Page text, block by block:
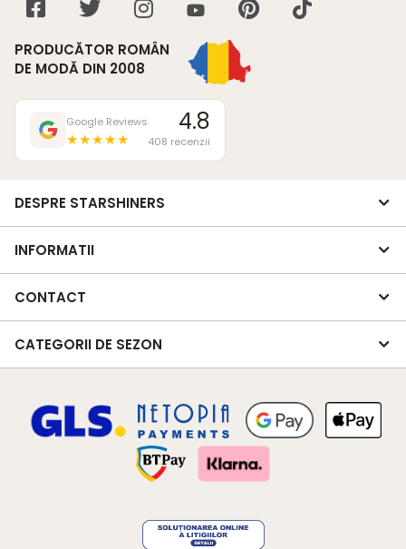
PRODUCĂTOR ROMÂN
DE MODĂ DIN 2008
Google Reviews
★★★★★
4.8
408 recenzii
DESPRE STARSHINERS
INFORMATII
CONTACT
CATEGORII DE SEZON